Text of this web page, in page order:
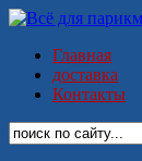
Главная
доставка
Контакты